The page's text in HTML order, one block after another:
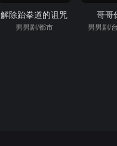
解除跆拳道的诅咒
男男剧/都市
哥哥